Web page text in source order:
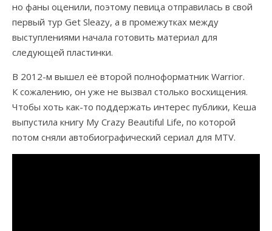
но фаны оценили, поэтому певица отправилась в свой
первый тур Get Sleazy, а в промежутках между
выступлениями начала готовить материал для
следующей пластинки.
В 2012-м вышел её второй полноформатник Warrior.
К сожалению, он уже не вызвал столько восхищения.
Чтобы хоть как-то поддержать интерес публики, Кеша
выпустила книгу My Crazy Beautiful Life, по которой
потом сняли автобиографический сериал для MTV.